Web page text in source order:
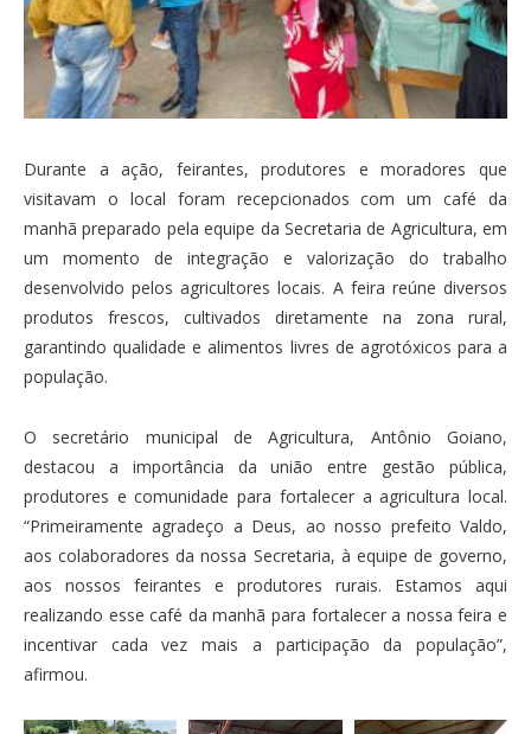
Durante a ação, feirantes, produtores e moradores que
visitavam o local foram recepcionados com um café da
manhã preparado pela equipe da Secretaria de Agricultura, em
um momento de integração e valorização do trabalho
desenvolvido pelos agricultores locais. A feira reúne diversos
produtos frescos, cultivados diretamente na zona rural,
garantindo qualidade e alimentos livres de agrotóxicos para a
população.
O secretário municipal de Agricultura, Antônio Goiano,
destacou a importância da união entre gestão pública,
produtores e comunidade para fortalecer a agricultura local.
“Primeiramente agradeço a Deus, ao nosso prefeito Valdo,
aos colaboradores da nossa Secretaria, à equipe de governo,
aos nossos feirantes e produtores rurais. Estamos aqui
realizando esse café da manhã para fortalecer a nossa feira e
incentivar cada vez mais a participação da população”,
afirmou.